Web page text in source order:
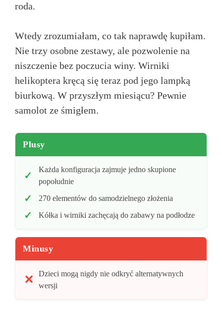
roda.
Wtedy zrozumiałam, co tak naprawdę kupiłam.
Nie trzy osobne zestawy, ale pozwolenie na
niszczenie bez poczucia winy. Wirniki
helikoptera kręcą się teraz pod jego lampką
biurkową. W przyszłym miesiącu? Pewnie
samolot ze śmigłem.
Plusy
Każda konfiguracja zajmuje jedno skupione
popołudnie
270 elementów do samodzielnego złożenia
Kółka i wirniki zachęcają do zabawy na podłodze
Minusy
Dzieci mogą nigdy nie odkryć alternatywnych
wersji